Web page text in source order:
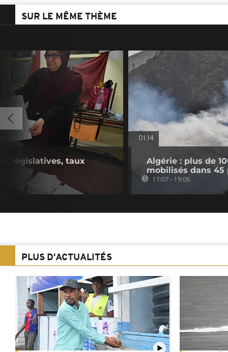
SUR LE MÊME THÈME
législatives, taux
01:14
Algérie : plus de
mobilisés dans 45
17/07 - 19:06
PLUS D'ACTUALITÉS